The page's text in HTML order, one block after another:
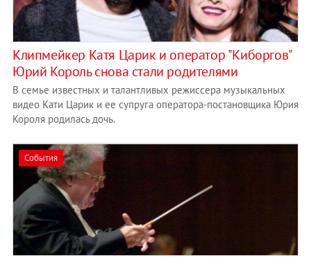
Клипмейкер Катя Царик и оператор "Киборгов"
Юрий Король снова стали родителями
В семье известных и талантливых режиссера музыкальных
видео Кати Царик и ее супруга оператора-постановщика Юрия
Короля родилась дочь.
События